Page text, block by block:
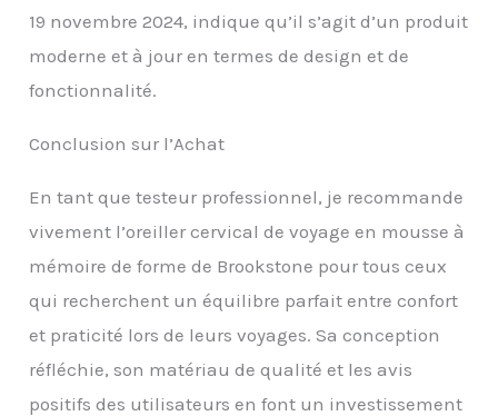
avec une fermeture à
pression qui se fixe
facilement aux valises,
de bus, les gares
ferroviaires, les arrêts
de repos et les stations-
service.
19 novembre 2024, indique qu’il s’agit d’un produit
moderne et à jour en termes de design et de
fonctionnalité.
Conclusion sur l’Achat
En tant que testeur professionnel, je recommande
vivement l’oreiller cervical de voyage en mousse à
mémoire de forme de Brookstone pour tous ceux
qui recherchent un équilibre parfait entre confort
et praticité lors de leurs voyages. Sa conception
réfléchie, son matériau de qualité et les avis
positifs des utilisateurs en font un investissement